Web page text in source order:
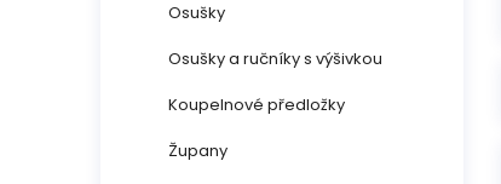
Osušky
Osušky a ručníky s výšivkou
Koupelnové předložky
Župany